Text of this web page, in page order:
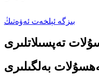
بىزگە ئېلخەت ئەۋەتىڭ
تەپسىلاتلىرى
بەلگىلىرى